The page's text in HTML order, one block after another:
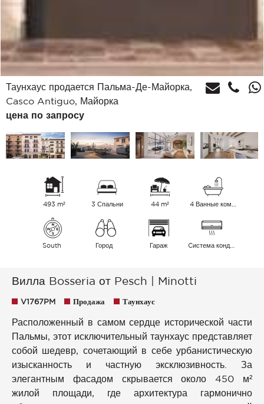
Таунхаус продается Пальма-Де-Майорка,
Casco Antiguo, Майорка
цена по запросу
493 m² 3 Спальни 44 m²
South Город Гараж
Вилла Bosseria от Pesch | Minotti
V1767PM Продажа Таунхаус
Расположенный в самом сердце исторической части
Пальмы, этот исключительный таунхаус представляет
собой шедевр, сочетающий в себе урбанистическую
изысканность и частную эксклюзивность. За
элегантным фасадом скрывается около 450 м²
жилой площади, где архитектура гармонично